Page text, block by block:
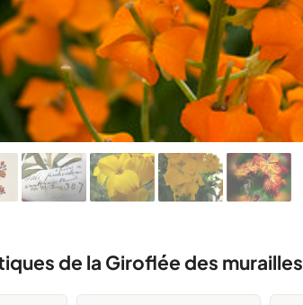
de la Giroflée des murailles